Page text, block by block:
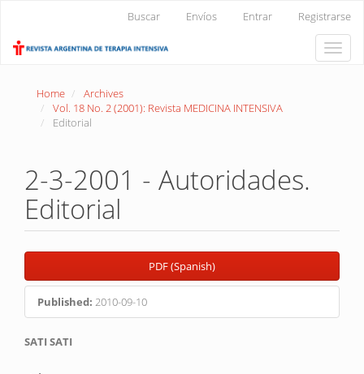
Content
Buscar Envíos Entrar Registrarse
Toggle
Home
Archives
Vol. 18 No. 2 (2001): Revista MEDICINA INTENSIVA
Editorial
2-3-2001 - Autoridades.
Editorial
Article
Sidebar
PDF (Spanish)
Published: 2010-09-10
Main
SATI SATI